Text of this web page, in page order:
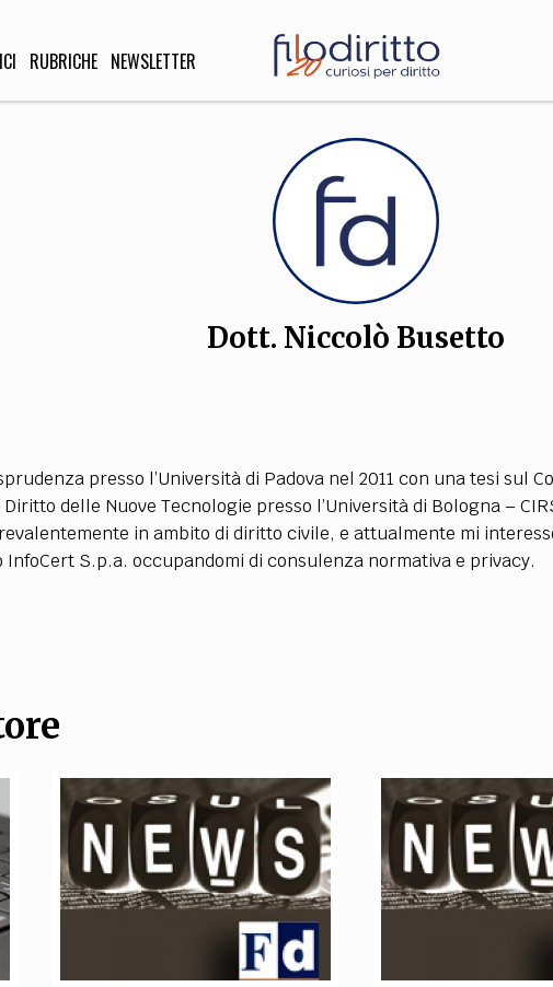
RUBRICHE NEWSLETTER
DIRITTO
INNOVAZIONE
TEAM
FILODIRITTO REDAZIONE COMITATO SCIENTIFICO AUTORI CURATORI FOTOGRAFI
Dott. Niccolò Busetto
presso l’Università di Padova nel 2011 con una tesi sul
delle Nuove Tecnologie presso l’Università di Bologna –
in ambito di diritto civile, e attualmente mi
S.p.a. occupandomi di consulenza normativa e privacy.